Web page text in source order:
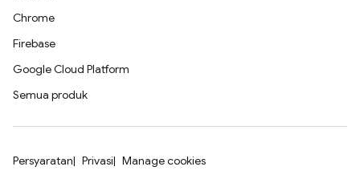
Chrome
Firebase
Google Cloud Platform
Semua produk
Persyaratan Privasi Manage cookies